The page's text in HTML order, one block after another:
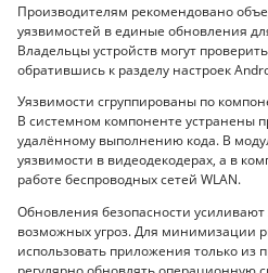
Производителям рекомендовано
уязвимостей в единые обновления
Владельцы устройств могут
обратившись к разделу настроек
Уязвимости сгруппированы по
В системном компоненте устранены
удалённому выполнению кода. В
уязвимости в видеодекодерах, а в
работе беспроводных сетей WLAN.
Обновления безопасности усиливают
возможных угроз. Для минимизации
использовать приложения только из